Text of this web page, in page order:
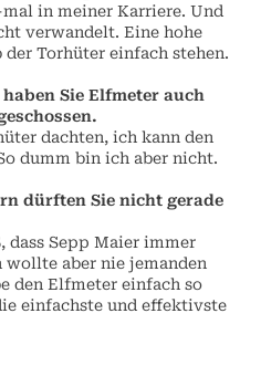
in meiner Karriere. Und
verwandelt. Eine hohe
Torhüter einfach stehen.
Sie Elfmeter auch
dachten, ich kann den
dumm bin ich aber nicht.
dürften Sie nicht gerade
dass Sepp Maier immer
aber nie jemanden
den Elfmeter einfach so
einfachste und effektivste